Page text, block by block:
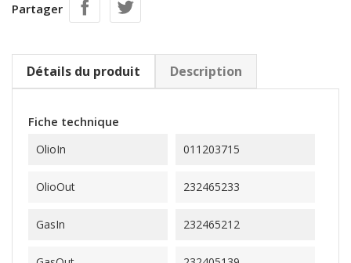
Partager
Détails du produit Description
Fiche technique
OlioIn 011203715
OlioOut 232465233
GasIn 232465212